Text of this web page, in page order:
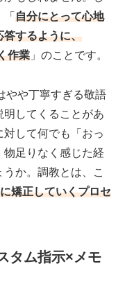
「自分にとって心地
答するように、
作業 」のことです。
やや丁寧すぎる敬語
してくることがあ
して何でも「おっ
物足りなく感じた経
か。調教とは、こ
矯正していくプロセ
タム指示×メモ